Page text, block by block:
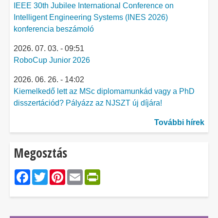
IEEE 30th Jubilee International Conference on
Intelligent Engineering Systems (INES 2026)
konferencia beszámoló
2026. 07. 03. - 09:51
RoboCup Junior 2026
2026. 06. 26. - 14:02
Kiemelkedő lett az MSc diplomamunkád vagy a PhD
disszertációd? Pályázz az NJSZT új díjára!
További hírek
Megosztás
Facebook
Twitter
Pinterest
Email